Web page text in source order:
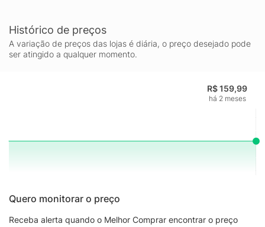
Histórico de preços
A variação de preços das lojas é diária, o preço desejado pode
ser atingido a qualquer momento.
R$ 159,99
há 2 meses
Quero monitorar o preço
Receba alerta quando o Melhor Comprar encontrar o preço